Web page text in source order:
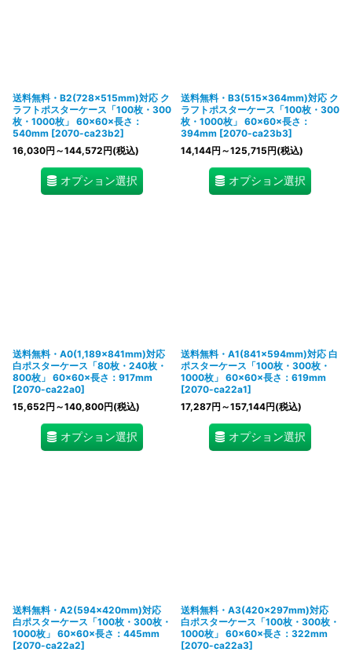
送料無料・B2(728×515mm)対応 ク
ラフトポスターケース「100枚・300
枚・1000枚」 60×60×長さ：
540mm [2070-ca23b2]
16,030円 ～144,572円(税込)
オプション選択
送料無料・B3(515×364mm)対応 ク
ラフトポスターケース「100枚・300
枚・1000枚」 60×60×長さ：
394mm [2070-ca23b3]
14,144円 ～125,715円(税込)
オプション選択
送料無料・A0(1,189×841mm)対応
白ポスターケース「80枚・240枚・
800枚」 60×60×長さ：917mm
[2070-ca22a0]
15,652円 ～140,800円(税込)
オプション選択
送料無料・A1(841×594mm)対応 白
ポスターケース「100枚・300枚・
1000枚」 60×60×長さ：619mm
[2070-ca22a1]
17,287円 ～157,144円(税込)
オプション選択
送料無料・A2(594×420mm)対応
白ポスターケース「100枚・300枚・
1000枚」 60×60×長さ：445mm
[2070-ca22a2]
送料無料・A3(420×297mm)対応
白ポスターケース「100枚・300枚・
1000枚」 60×60×長さ：322mm
[2070-ca22a3]